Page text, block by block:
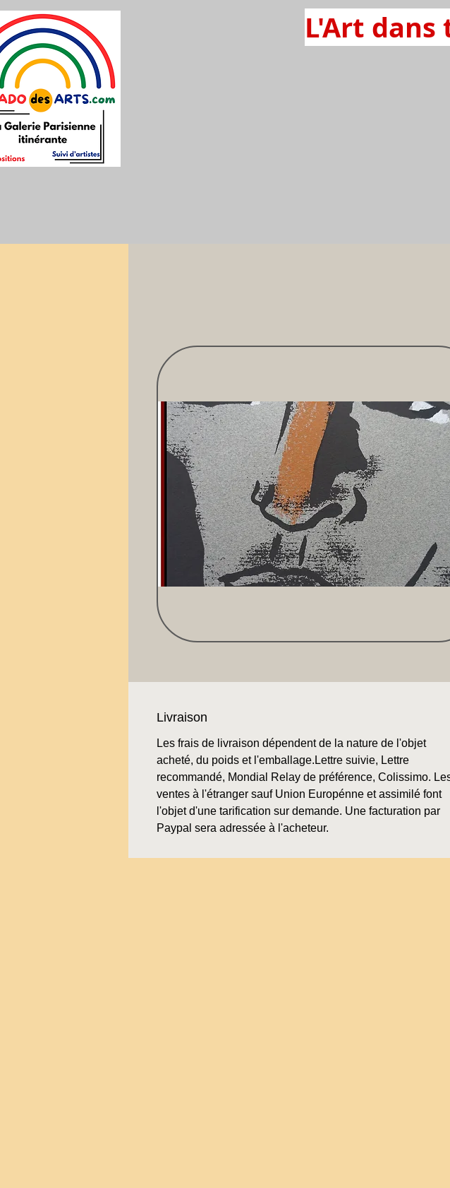
L'Art dans
Livraison
Les frais de livraison dépendent de la nature de l'objet
acheté, du poids et l'emballage.Lettre suivie, Lettre
recommandé, Mondial Relay de préférence, Colissimo.
ventes à l'étranger sauf Union Europénne et assimilé font
l'objet d'une tarification sur demande. Une facturation par
Paypal sera adressée à l'acheteur.